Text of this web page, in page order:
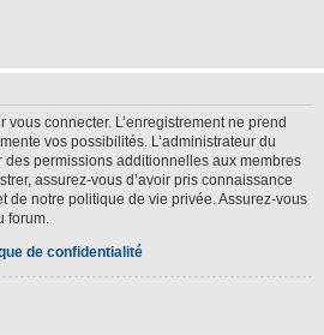
connecter. L’enregistrement ne prend
vos possibilités. L’administrateur du
permissions additionnelles aux membres
assurez-vous d’avoir pris connaissance
de notre politique de vie privée. Assurez-vous
forum.
de confidentialité